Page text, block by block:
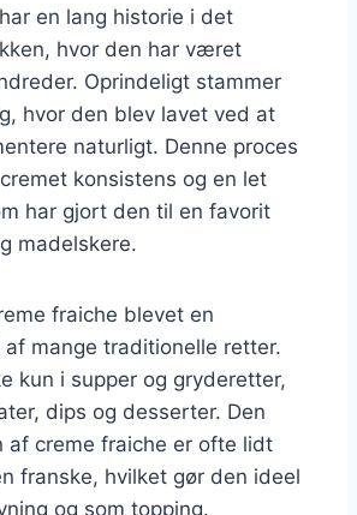
en lang historie i det
hvor den har været
Oprindeligt stammer
hvor den blev lavet ved at
naturligt. Denne proces
konsistens og en let
har gjort den til en favorit
madelskere.
fraiche blevet en
mange traditionelle retter.
kun i supper og gryderetter,
dips og desserter. Den
af creme fraiche er ofte lidt
franske, hvilket gør den ideel
og som topping.